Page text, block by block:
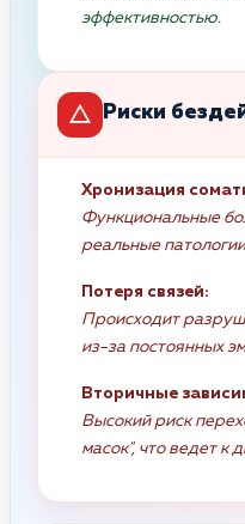
эффективностью.
Риски
Хронизация
Функциональные
реальные
Потеря связей:
Происходит
из-за постоянных
Вторичные
Высокий риск
масок", что ведет к